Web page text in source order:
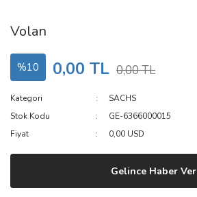
Volan
%10 0,00 TL 0,00 TL
Kategori
SACHS
Stok Kodu
GE-6366000015
Fiyat
0,00 USD
Gelince Haber Ver